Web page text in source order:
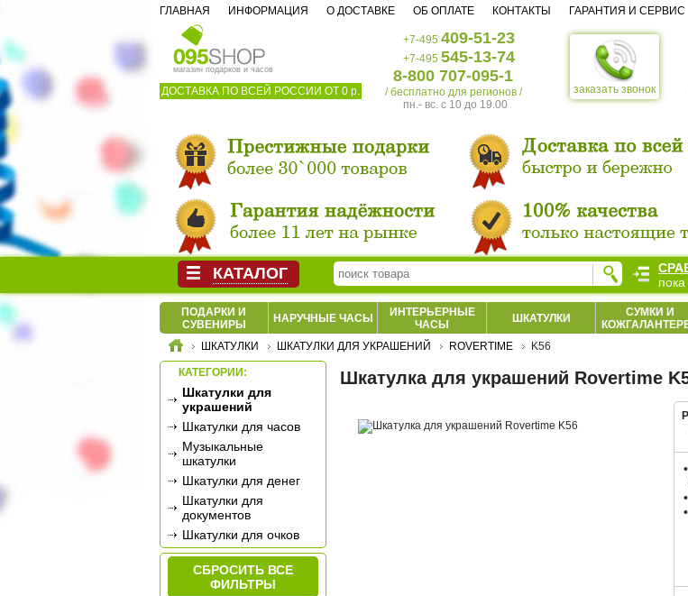
магазин подарков и часов
ДОСТАВКА ПО ВСЕЙ РОССИИ ОТ 0 р. заказать звонок
+7-495 409-51-23
+7-495 545-13-74
8-800 707-095-1
/ бесплатно для регионов /
пн.- вс. c 10 до 19.00
ГЛАВНАЯ ИНФОРМАЦИЯ О ДОСТАВКЕ ОБ ОПЛАТЕ КОНТАКТЫ ГАРАНТИЯ И СЕРВИС
ПОДАРКИ И
СУВЕНИРЫ
НАРУЧНЫЕ ЧАСЫ
ИНТЕРЬЕРНЫЕ
ЧАСЫ
ШКАТУЛКИ
СУМКИ И
ШКАТУЛКИ ШКАТУЛКИ ДЛЯ УКРАШЕНИЙ ROVERTIME K56
КАТЕГОРИИ:
Шкатулки для
украшений
Шкатулки для часов
Музыкальные
шкатулки
Шкатулки для денег
Шкатулки для
документов
Шкатулки для очков
Шкатулки для
рукоделия
СБРОСИТЬ ВСЕ
ФИЛЬТРЫ
Шкатулка для украшений Rovertime
КАТАЛОГ
пока